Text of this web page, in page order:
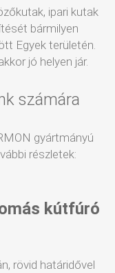
ipari kutak
bármilyen
Egyek területén.
jó helyen jár.
számára
gyártmányú
részletek:
kútfúró
rövid határidővel